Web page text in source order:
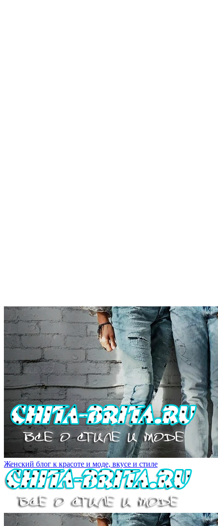
Женский блог к красоте и моде, вкусе и стиле